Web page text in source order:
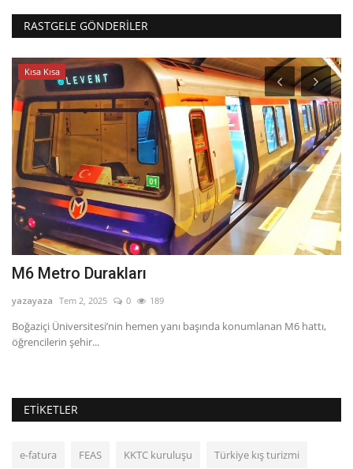
RASTGELE GÖNDERILER
Kısa Kısa
M6 Metro Durakları
yazayaza Tem 2, 2025 0 189
Boğaziçi Üniversitesi’nin hemen yanı başında konumlanan M6 hattı,
öğrencilerin şehir...
ETIKETLER
e-fatura FEAS KKTC kuruluşu Türkiye kış turizmi